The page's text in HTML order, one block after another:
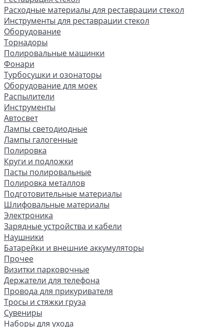
Расходные материалы для реставрации стекол
Инструменты для реставрации стекол
Оборудование
Торнадоры
Полировальные машинки
Фонари
Турбосушки и озонаторы
Оборудование для моек
Распылители
Инструменты
Автосвет
Лампы светодиодные
Лампы галогенные
Полировка
Круги и подложки
Пасты полировальные
Полировка металлов
Подготовительные материалы
Шлифовальные материалы
Электроника
Зарядные устройства и кабели
Наушники
Батарейки и внешние аккумуляторы
Прочее
Визитки парковочные
Держатели для телефона
Провода для прикуривателя
Тросы и стяжки груза
Сувениры
Наборы для ухода